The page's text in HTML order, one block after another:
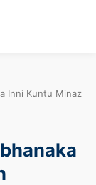
Inni Kuntu Minaz